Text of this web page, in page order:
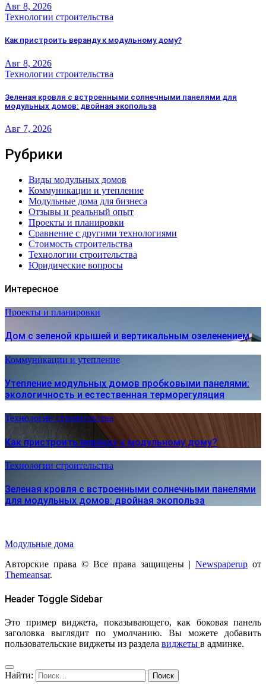
Авг 8, 2026
Технологии строительства
Как пристроить веранду к модульному дому?
Авг 8, 2026
Технологии строительства
Зеленая кровля с встроенными солнечными панелями для
модульных домов: двойная экопольза
Авг 7, 2026
Рубрики
Виды модульных домов
Коммуникации и утепление
Модульные дома для бизнеса
Отзывы и реальный опыт
Проекты и планировки
Сравнение с другими технологиями
Стоимость строительства
Технологии строительства
Юридические вопросы
Интересное
Проекты и планировки
Дом с зеленой крышей и вертикальным озеленением
Коммуникации и утепление
Утепление модульных домов пробковыми панелями:
экологичность и естественная терморегуляция
Технологии строительства
Как пристроить веранду к модульному дому?
Технологии строительства
Зеленая кровля с встроенными солнечными панелями
для модульных домов: двойная экопольза
Модульные дома
Авторские права © Все права защищены | Newspaperup от
Themeansar.
Header Toggle Sidebar
Это пример виджета, показывающего, как боковая панель
заголовка выглядит по умолчанию. Вы можете добавить
пользовательские виджеты из раздела виджеты в админке.
Найти: